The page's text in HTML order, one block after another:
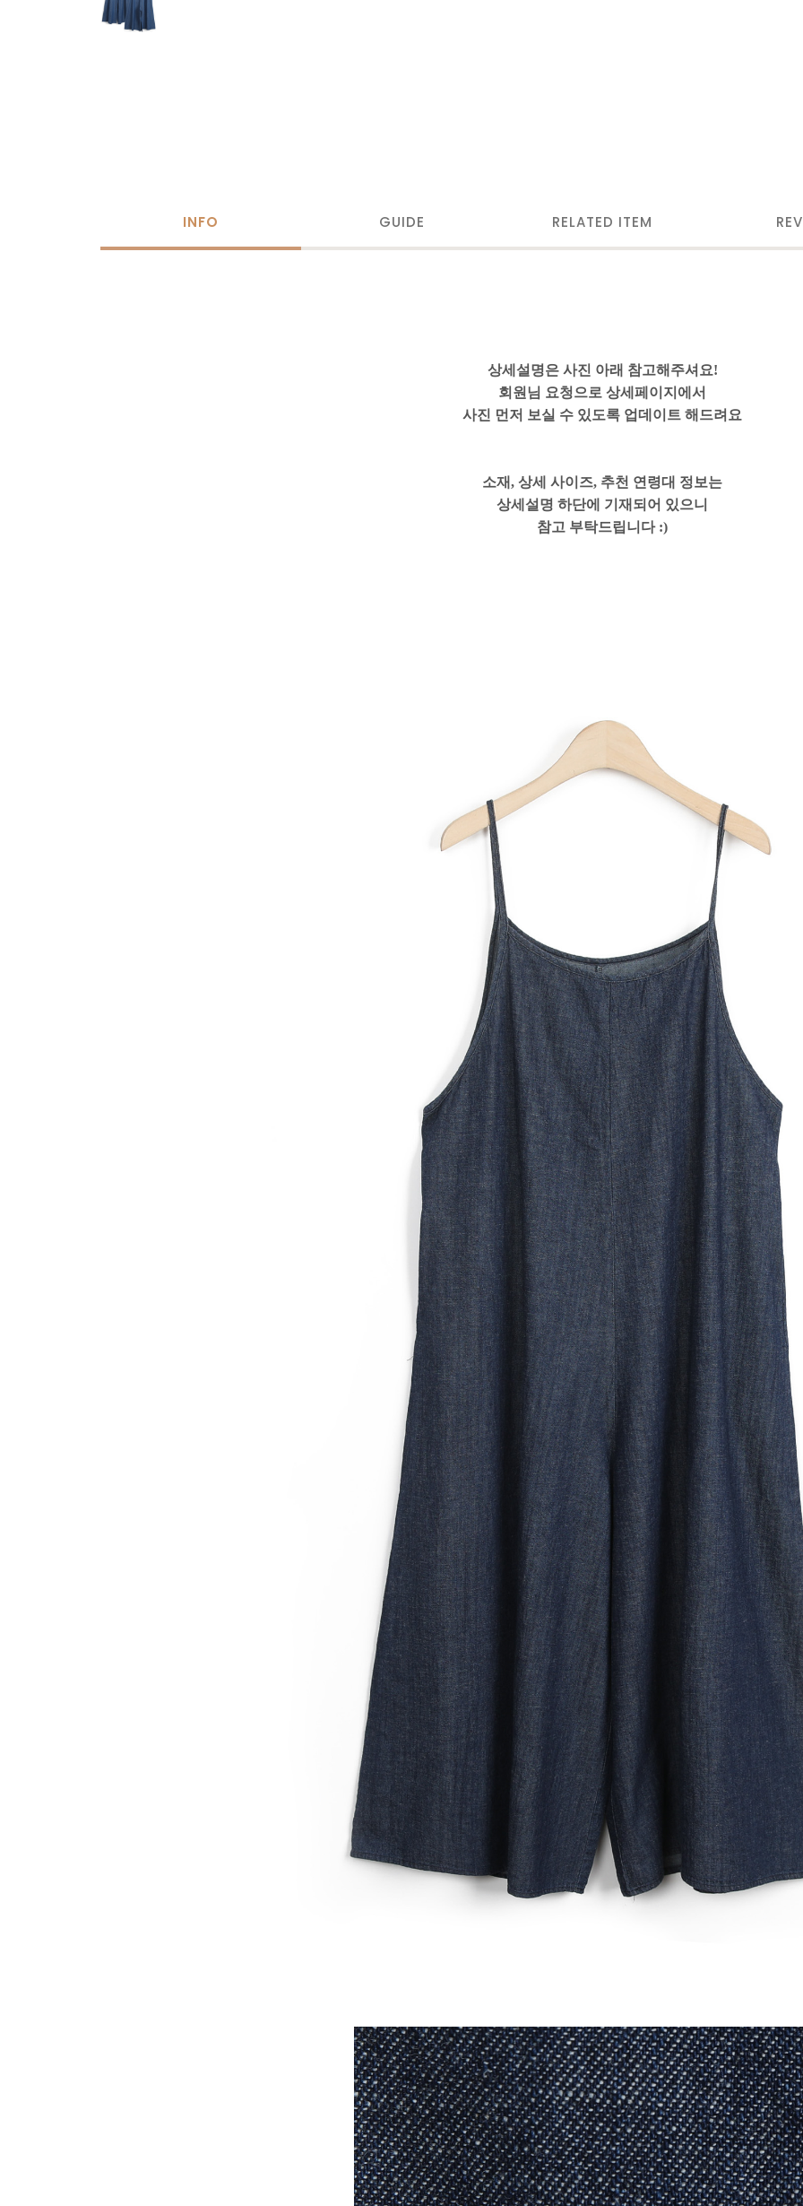
INFO GUIDE RELATED ITEM
상세설명은 사진 아래 참고해주셔요!
회원님 요청으로 상세페이지에서
사진 먼저 보실 수 있도록 업데이트 해드려요
소재, 상세 사이즈, 추천 연령대 정보는
상세설명 하단에 기재되어 있으니
참고 부탁드립니다 :)